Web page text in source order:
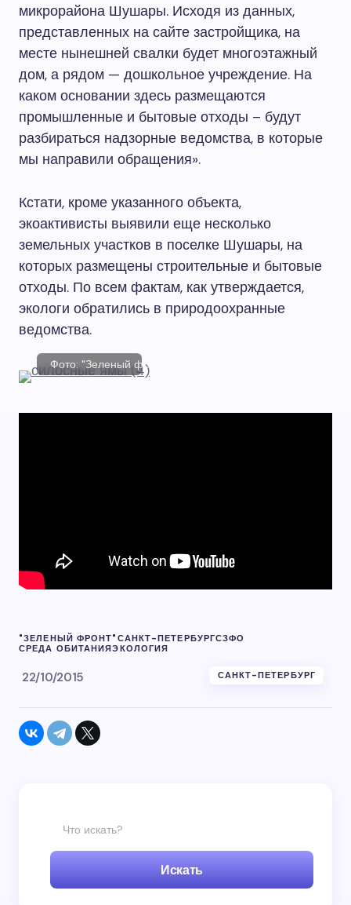
микрорайона Шушары. Исходя из данных,
представленных на сайте застройщика, на
месте нынешней свалки будет многоэтажный
дом, а рядом — дошкольное учреждение. На
каком основании здесь размещаются
промышленные и бытовые отходы – будут
разбираться надзорные ведомства, в которые
мы направили обращения».
Кстати, кроме указанного объекта,
экоактивисты выявили еще несколько
земельных участков в поселке Шушары, на
которых размещены строительные и бытовые
отходы. По всем фактам, как утверждается,
экологи обратились в природоохранные
ведомства.
Фото: "Зеленый фронт" - силосные ямы.
"ЗЕЛЕНЫЙ ФРОНТ" САНКТ-ПЕТЕРБУРГСЗФО
СРЕДА ОБИТАНИЯЭКОЛОГИЯ
22/10/2015 САНКТ-ПЕТЕРБУРГ
Искать